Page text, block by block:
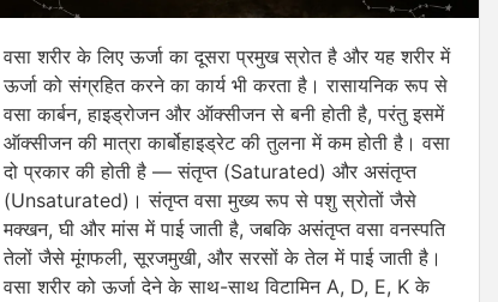
वसा शरीर के लिए ऊर्जा का दूसरा प्रमुख स्रोत है और यह शरीर में
ऊर्जा को संग्रहित करने का कार्य भी करता है। रासायनिक रूप से
वसा कार्बन, हाइड्रोजन और ऑक्सीजन से बनी होती है, परंतु इसमें
ऑक्सीजन की मात्रा कार्बोहाइड्रेट की तुलना में कम होती है। वसा
दो प्रकार की होती है — संतृप्त (Saturated) और असंतृप्त
(Unsaturated)। संतृप्त वसा मुख्य रूप से पशु स्रोतों जैसे
मक्खन, घी और मांस में पाई जाती है, जबकि असंतृप्त वसा वनस्पति
तेलों जैसे मूंगफली, सूरजमुखी, और सरसों के तेल में पाई जाती है।
वसा शरीर को ऊर्जा देने के साथ-साथ विटामिन A, D, E, K के